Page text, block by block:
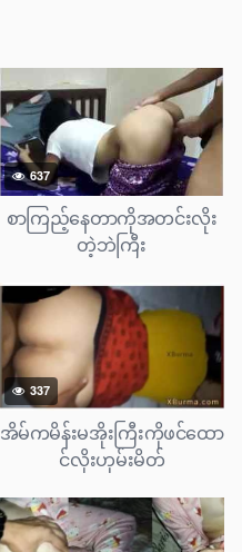
637
စာကြည့်နေတာကိုအတင်းလိုး
တဲ့ဘဲကြီး
337
အိမ်ကမိန်းမအိုးကြီးကိုဖင်ထော
င်လိုးဟုမ်းမိတ်